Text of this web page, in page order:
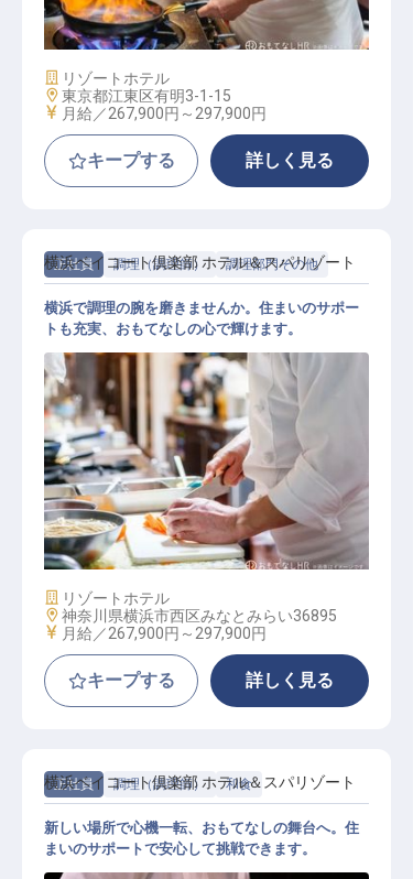
施設業態
リゾートホテル
勤務地
東京都江東区有明3-1-15
給与
月給／267,900円～ 297,900円
キープする 詳しく見る
正社員 調理（調理師） 調理部門その他
洋食料理
横浜ベイコート倶楽部 ホテル＆スパリゾート
横浜で調理の腕を磨きませんか。住まいのサポー
トも充実、おもてなしの心で輝けます。
施設業態
リゾートホテル
勤務地
神奈川県横浜市西区みなとみらい36895
給与
月給／267,900円～ 297,900円
キープする 詳しく見る
正社員 調理（調理師） 和食
横浜ベイコート倶楽部 ホテル＆スパリゾート
新しい場所で心機一転、おもてなしの舞台へ。住
まいのサポートで安心して挑戦できます。